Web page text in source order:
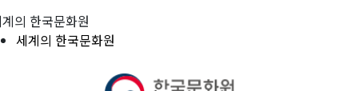
의 한국문화원
세계의 한국문화원